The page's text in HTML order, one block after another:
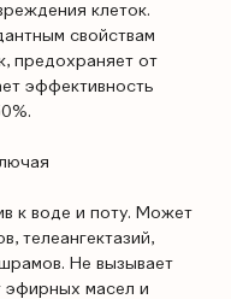
клеток.
свойствам
предохраняет от
эффективность
к воде и поту. Может
телеангектазий,
Не вызывает
масел и